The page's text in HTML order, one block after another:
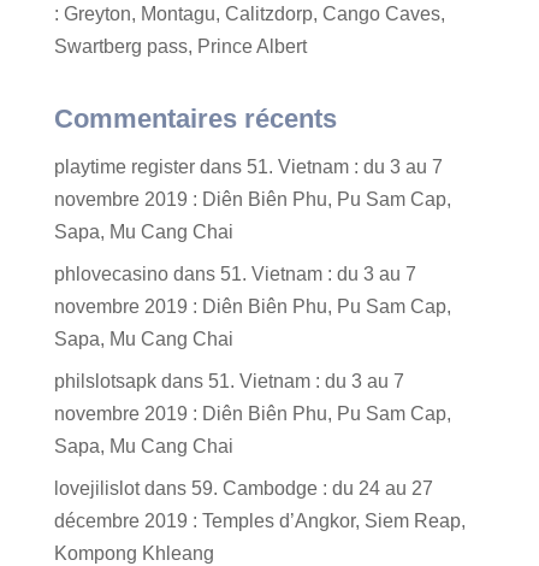
: Greyton, Montagu, Calitzdorp, Cango Caves,
Swartberg pass, Prince Albert
Commentaires récents
playtime registerdans 51. Vietnam : du 3 au 7
novembre 2019 : Diên Biên Phu, Pu Sam Cap,
Sapa, Mu Cang Chai
phlovecasinodans 51. Vietnam : du 3 au 7
novembre 2019 : Diên Biên Phu, Pu Sam Cap,
Sapa, Mu Cang Chai
philslotsapkdans 51. Vietnam : du 3 au 7
novembre 2019 : Diên Biên Phu, Pu Sam Cap,
Sapa, Mu Cang Chai
lovejilislotdans 59. Cambodge : du 24 au 27
décembre 2019 : Temples d’Angkor, Siem Reap,
Kompong Khleang